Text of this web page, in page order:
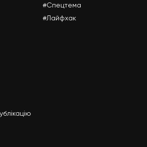
#Спецтема
#Лайфхак